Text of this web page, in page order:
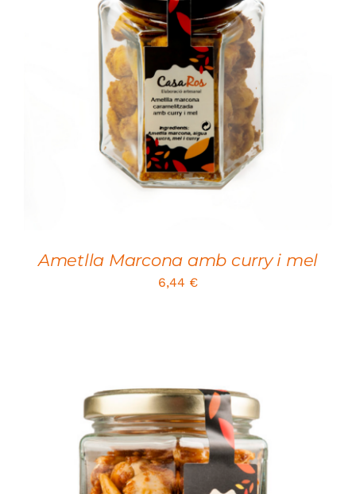
SELECT OPTIONS
/
Ametlla Marcona amb curry i mel
6,44 €
SELECT OPTIONS